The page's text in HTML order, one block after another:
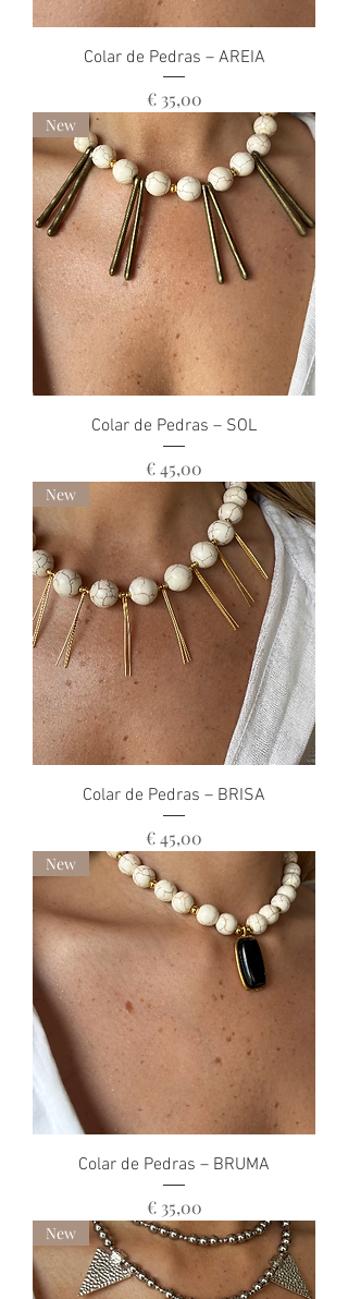
Colar de Pedras – AREIA
Preço
€ 35,00
New
Colar de Pedras – SOL
Preço
€ 45,00
New
Colar de Pedras – BRISA
Preço
€ 45,00
New
Colar de Pedras – BRUMA
Preço
€ 35,00
New